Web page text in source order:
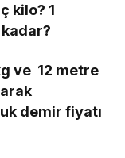
kilo? 1
ve 12 metre
demir fiyatı